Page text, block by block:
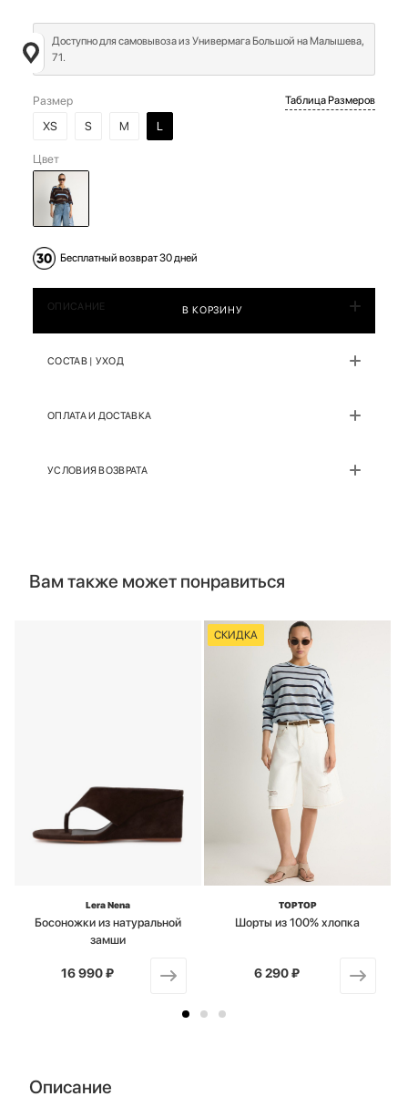
Доступно для самовывоза из Универмага Большой на Малышева,
71.
Размер
XS
S M L
Таблица Размеров
Цвет
Бесплатный возврат 30 дней
В КОРЗИНУ
ОПИСАНИЕ
СОСТАВ | УХОД
ОПЛАТА И ДОСТАВКА
УСЛОВИЯ ВОЗВРАТА
Вам также может понравиться
Lera Nena
Босоножки из натуральной
замши
от
16 990 ₽
СКИДКА
TOPTOP
Шорты из 100% хлопка
от
6 290 ₽
Описание